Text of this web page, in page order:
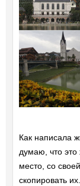
Как написала
думаю, что
место, со
скопировать